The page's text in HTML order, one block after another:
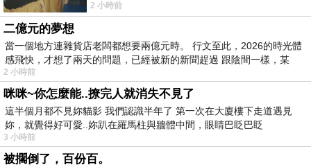
2 小時前
二億元的夢想
當一個地方連雜貨店老闆都想要兩億元時。 行文至此，2026的時光體
感飛快，才想了兩天的問題，已經被新的新聞趕過 跟陰間一樣，某
2 小時前
咪咪~你怎麼能..撩完人就消失不見了
這半個月都不見妳貓影 我們認識半年了 第一次在大廈樓下走道遇見
妳，就覺得好可愛..妳趴在羅馬柱與牆體中間，眼睛巴眨巴眨
3 小時前
被擱倒了，百份百。